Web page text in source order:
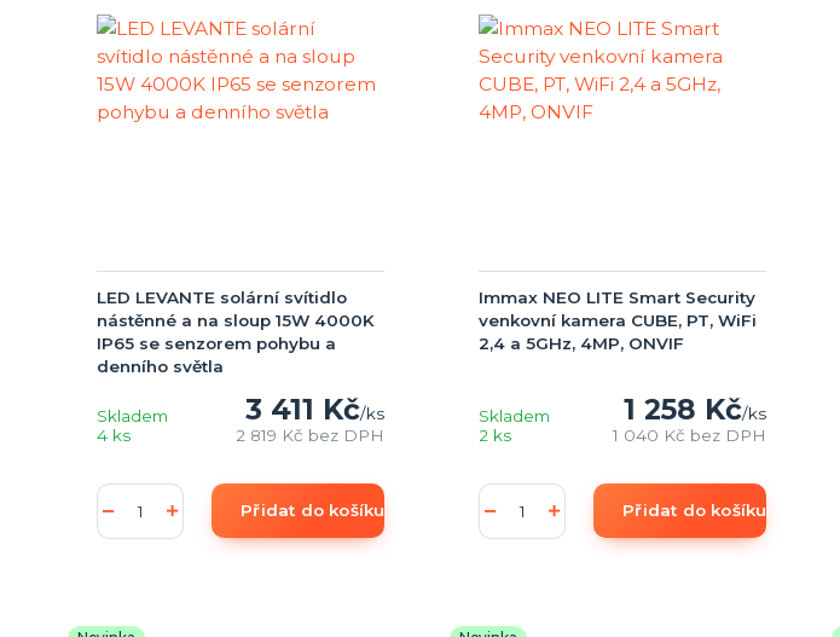
LED LEVANTE solární svítidlo
nástěnné a na sloup 15W 4000K
IP65 se senzorem pohybu a
denního světla
3 411 Kč/ks
2 819 Kč bez DPH
Skladem
4 ks
Přidat do košíku
Immax NEO LITE Smart Security
venkovní kamera CUBE, PT, WiFi
2,4 a 5GHz, 4MP, ONVIF
1 258 Kč/ks
1 040 Kč bez DPH
Skladem
2 ks
Přidat do košíku